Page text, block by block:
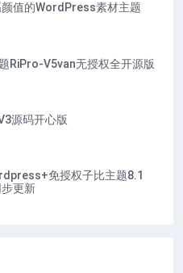
值的WordPress素材主题
RiPro-V5van无授权全开源版
源码开心版
免授权子比主题8.1
更新